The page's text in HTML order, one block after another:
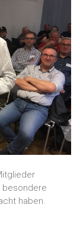
besondere
haben.